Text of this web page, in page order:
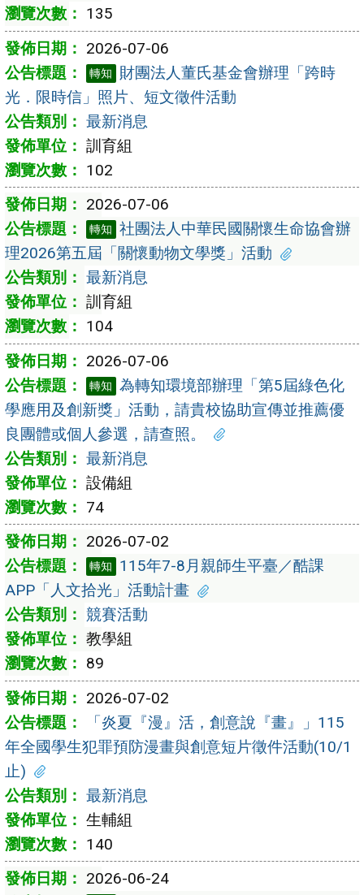
135
2026-07-06
轉知
財團法人董氏基金會辦理「跨時
光．限時信」照片、短文徵件活動
最新消息
訓育組
102
2026-07-06
轉知 社團法人中華民國關懷生命協會辦
理2026第五屆「關懷動物文學獎」活動
最新消息
訓育組
104
2026-07-06
轉知 為轉知環境部辦理「第5屆綠色化
學應用及創新獎」活動，請貴校協助宣傳並推薦優
良團體或個人參選，請查照。
最新消息
設備組
74
2026-07-02
轉知
115年7-8月親師生平臺／酷課
APP「人文拾光」活動計畫
競賽活動
教學組
89
2026-07-02
「炎夏『漫』活，創意說『畫』」115
年全國學生犯罪預防漫畫與創意短片徵件活動(10/1
止)
最新消息
生輔組
140
2026-06-24